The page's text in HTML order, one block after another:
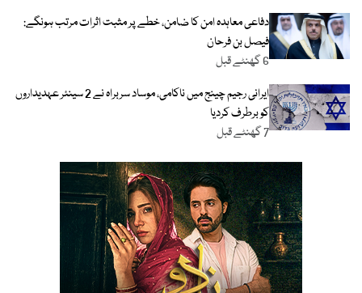
دفاعی معاہدہ امن کا ضامن، خطے پر مثبت اثرات مرتب ہونگے:
فیصل بن فرحان
6 گھنٹے قبل
ایرانی رجیم چینج میں ناکامی، موساد سربراہ نے 2 سینئر عہدیداروں
کو برطرف کردیا
7 گھنٹے قبل